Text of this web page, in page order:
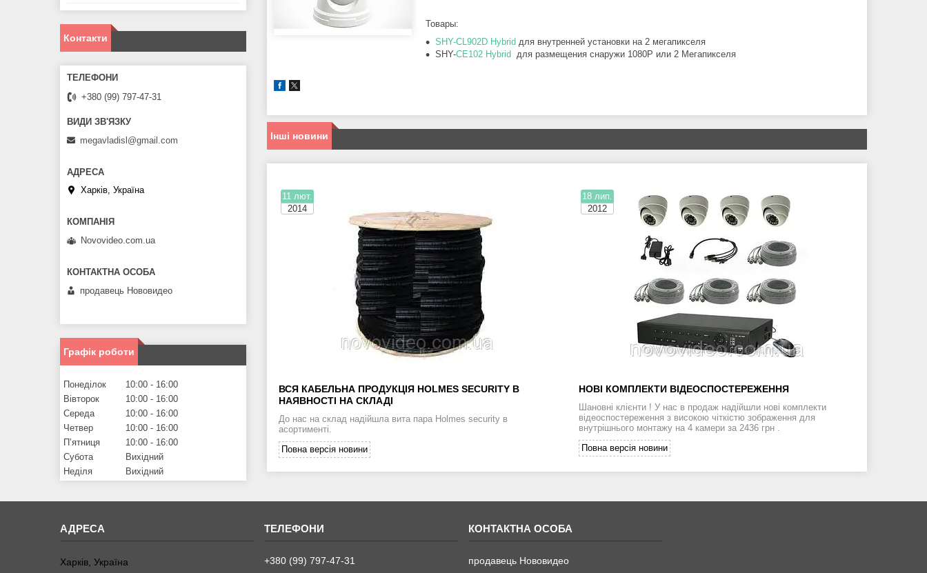
Товары:
SHY-CL902D Hybrid для внутренней установки на 2 мегапикселя
SHY-CE102 Hybrid для размещения снаружи 1080P или 2 Мегапикселя
Інші новини
11 лют.
2014
ВСЯ КАБЕЛЬНА ПРОДУКЦІЯ HOLMES SECURITY В
НАЯВНОСТІ НА СКЛАДІ
До нас на склад надійшла вита пара Holmes security в
асортименті.
Повна версія новини
18 лип.
2012
НОВІ КОМПЛЕКТИ ВІДЕОСПОСТЕРЕЖЕННЯ
Шановні клієнти ! У нас в продаж надійшли нові комплекти
відеоспостереження з високою чіткістю зображення для
внутрішнього монтажу на 4 камери за 2436 грн .
Повна версія новини
Контакти
+380 (99) 797-47-31
megavladisl@gmail.com
Харків, Україна
Novovideo.com.ua
продавець Нововидео
Графік роботи
Понеділок 10:00
16:00
Вівторок
10:00
16:00
Середа
10:00
16:00
Четвер
10:00
16:00
Пʼятниця
10:00
16:00
Субота
Вихідний
Неділя
Вихідний
Харків, Україна +380 (99) 797-47-31 продавець Нововидео